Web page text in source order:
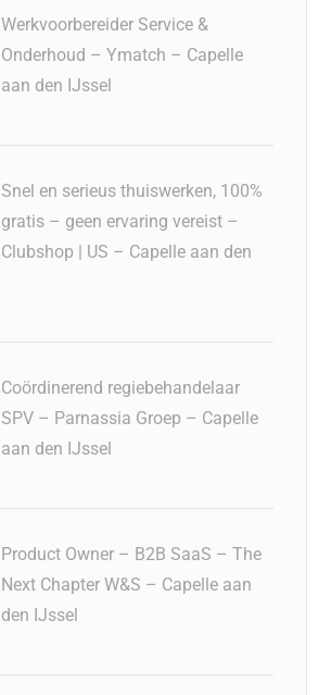
Werkvoorbereider Service &
Onderhoud – Ymatch – Capelle
aan den IJssel
Snel en serieus thuiswerken, 100%
gratis – geen ervaring vereist –
Clubshop | US – Capelle aan den
Coördinerend regiebehandelaar
SPV – Parnassia Groep – Capelle
aan den IJssel
Product Owner – B2B SaaS – The
Next Chapter W&S – Capelle aan
den IJssel